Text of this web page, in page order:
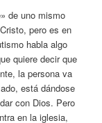
de uno mismo
pero es en
habla algo
quiere decir que
la persona va
está dándose
con Dios. Pero
en la iglesia,